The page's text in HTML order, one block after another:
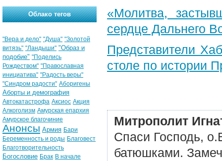
«Молитва,
сердце Дальнего
Представители
столе по истории
Митрополит
Спаси Господь,
батюшками.
Облако тегов
"Вера и дело" "Душа" "Золотой
витязь" "Ландыши" "Образ и
подобие" "Поделись
Рождеством" "Православная
инициатива" "Радость веры"
"Синдром радости" Аборигены
Аборты и демография
Автокатастрофа Аксиос Акция
Алкоголизм Амурская епархия
Амурское благочиние
Анонсы Армия Бари
Беременность и роды Благовест
Благотворительность
Богословие Брак В начале